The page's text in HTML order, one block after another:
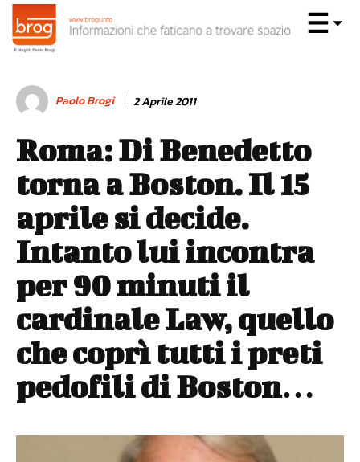
Paolo Brogi 2 Aprile 2011
Roma: Di Benedetto
torna a Boston. Il 15
aprile si decide.
Intanto lui incontra
per 90 minuti il
cardinale Law, quello
che coprì tutti i preti
pedofili di Boston…